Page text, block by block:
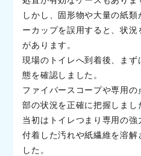
しかし、固形物や大量の紙
ーカップを誤用すると、状
があります。
現場のトイレへ到着後、ま
態を確認しました。
ファイバースコープや専用
部の状況を正確に把握しまし
当初はトイレつまり専用の強
付着した汚れや紙繊維を溶解
した。